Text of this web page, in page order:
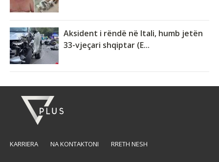
Aksident i rëndë në Itali, humb jetën
33-vjeçari shqiptar (E...
KARRIERA NA KONTAKTONI RRETH NESH